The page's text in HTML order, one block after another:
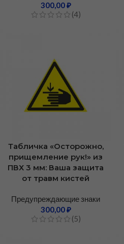
300,00₽
(4)
Табличка «Осторожно,
прищемление рук!» из
ПВХ 3 мм: Ваша защита
от травм кистей
Предупреждающие знаки
300,00₽
(5)